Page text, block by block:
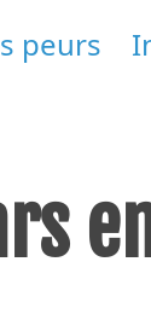
peurs